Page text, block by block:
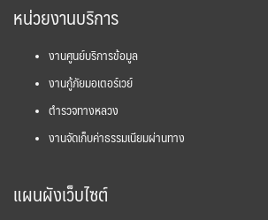
หน่วยงานบริการ
งานศูนย์บริการข้อมูล
งานกู้ภัยมอเตอร์เวย์
ตำรวจทางหลวง
งานจัดเก็บค่าธรรมเนียมผ่านทาง
แผนผังเว็บไซต์